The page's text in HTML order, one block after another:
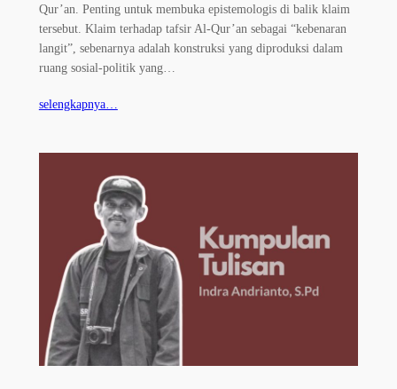
Qur’an. Penting untuk membuka epistemologis di balik klaim
tersebut. Klaim terhadap tafsir Al-Qur’an sebagai “kebenaran
langit”, sebenarnya adalah konstruksi yang diproduksi dalam
ruang sosial-politik yang…
selengkapnya…